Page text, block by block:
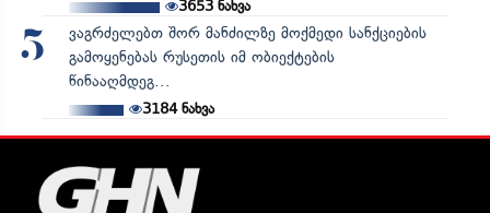
3653ნახვა
5
ვაგრძელებთ შორ მანძილზე მოქმედი სანქციების
გამოყენებას რუსეთის იმ ობიექტების
წინააღმდეგ...
3184ნახვა